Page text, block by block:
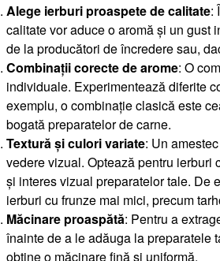
Alege ierburi proaspete de calitate:
calitate vor aduce o aromă și un gust
de la producători de încredere sau,
Combinații corecte de arome: O
individuale. Experimentează diferite
exemplu, o combinație clasică este
bogată preparatelor de carne.
Textură și culori variate: Un
vedere vizual. Optează pentru ierburi
și interes vizual preparatelor tale. De
ierburi cu frunze mai mici, precum
Măcinare proaspătă: Pentru a
înainte de a le adăuga la preparatele
obține o măcinare fină și uniformă.